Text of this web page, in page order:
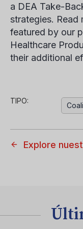
a DEA Take-
strategies. Read
featured by our
Healthcare
their additional
TIPO:
Explore